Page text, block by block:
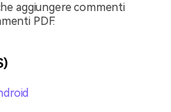
aggiungere commenti
PDF.